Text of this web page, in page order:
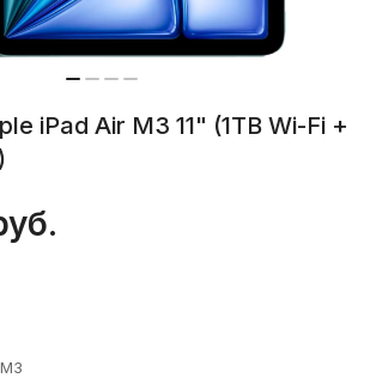
iPad Air M3 11" (1TB Wi-Fi +